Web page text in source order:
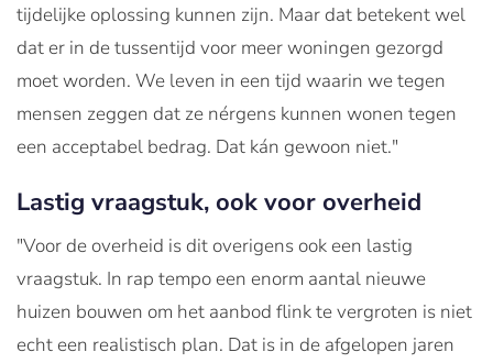
tijdelijke oplossing kunnen zijn. Maar dat betekent wel
dat er in de tussentijd voor meer woningen gezorgd
moet worden. We leven in een tijd waarin we tegen
mensen zeggen dat ze nérgens kunnen wonen tegen
een acceptabel bedrag. Dat kán gewoon niet."
Lastig vraagstuk, ook voor overheid
"Voor de overheid is dit overigens ook een lastig
vraagstuk. In rap tempo een enorm aantal nieuwe
huizen bouwen om het aanbod flink te vergroten is niet
echt een realistisch plan. Dat is in de afgelopen jaren